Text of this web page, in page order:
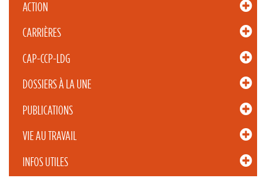
ACTION
CARRIÈRES
CAP-CCP-LDG
DOSSIERS À LA UNE
PUBLICATIONS
VIE AU TRAVAIL
INFOS UTILES